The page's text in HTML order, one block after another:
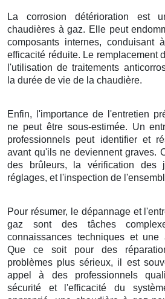
La corrosion détérioration est
chaudières à gaz. Elle peut
composants internes,
efficacité réduite. Le remplacement
l'utilisation de traitements
la durée de vie de la chaudière.
Enfin, l'importance de l'entretien
ne peut être sous-estimée. Un
professionnels peut identifier et
avant qu'ils ne deviennent graves.
des brûleurs, la vérification des
réglages, et l'inspection de
Pour résumer, le dépannage et
gaz sont des tâches
connaissances techniques et une
Que ce soit pour des
problèmes plus sérieux, il est
appel à des professionnels
sécurité et l'efficacité du